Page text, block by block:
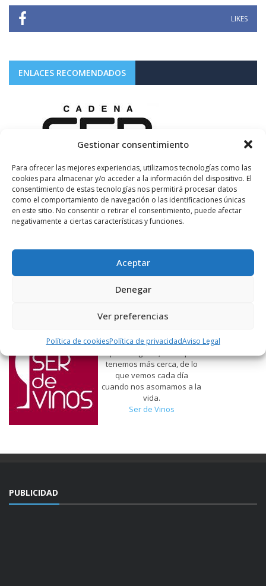
Gestionar consentimiento
Para ofrecer las mejores experiencias, utilizamos tecnologías como las
cookies para almacenar y/o acceder a la información del dispositivo. El
consentimiento de estas tecnologías nos permitirá procesar datos
como el comportamiento de navegación o las identificaciones únicas
en este sitio. No consentir o retirar el consentimiento, puede afectar
negativamente a ciertas características y funciones.
Aceptar
Denegar
Ver preferencias
Política de cookiesPolítica de privacidadAviso Legal
LIKES
ENLACES RECOMENDADOS
Hablamos de vinos, de lo
tenemos más cerca, de lo
que vemos cada día
cuando nos asomamos a la
vida.
Ser de Vinos
PUBLICIDAD